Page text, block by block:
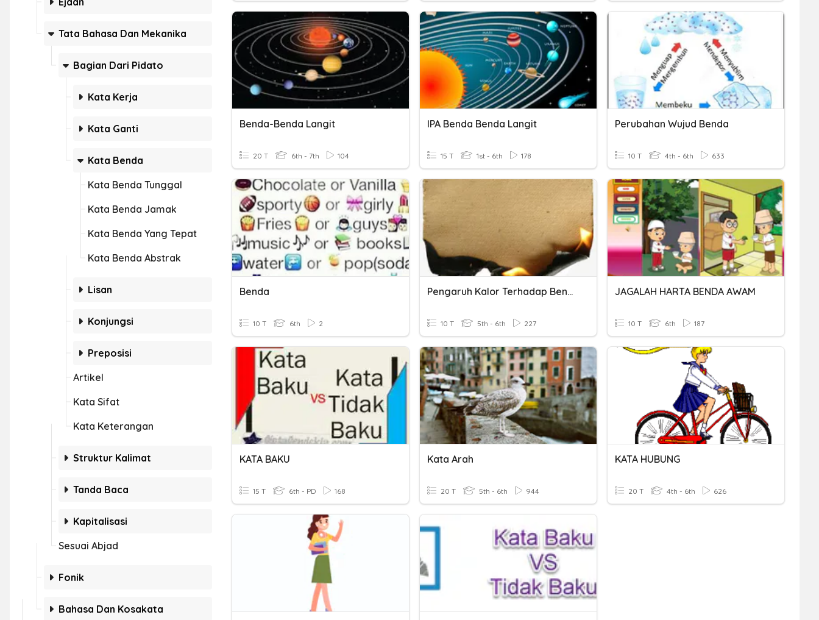
Tata Bahasa Dan Mekanika
Bagian Dari Pidato
Kata Kerja
Kata Ganti
Kata Benda
Kata Benda Tunggal
Kata Benda Jamak
Kata Benda Yang Tepat
Kata Benda Abstrak
Lisan
Konjungsi
Preposisi
Artikel
Kata Sifat
Kata Keterangan
Struktur Kalimat
Tanda Baca
Kapitalisasi
Sesuai Abjad
Fonik
Bahasa Dan Kosakata
Benda-Benda Langit
20 T 6th - 7th 104
IPA Benda Benda Langit
15 T 1st - 6th 178
Perubahan Wujud Benda
10 T 4th - 6th 633
Benda
10 T 6th 2
Pengaruh Kalor Terhadap Benda
10 T 5th - 6th 227
JAGALAH HARTA BENDA AWAM
10 T 6th 187
KATA BAKU
15 T 6th - PD 168
Kata Arah
20 T 5th - 6th 944
KATA HUBUNG
20 T 4th - 6th 626